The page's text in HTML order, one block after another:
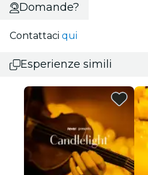
Domande?
Contattaci qui
Esperienze simili